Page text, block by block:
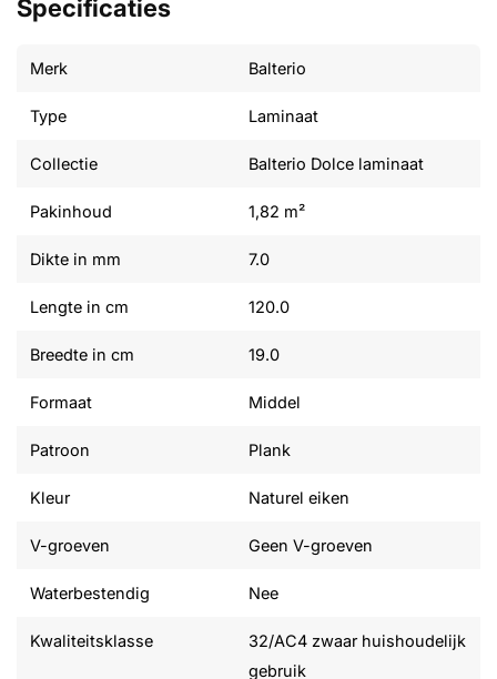
Specificaties
Merk Balterio
Type Laminaat
Collectie Balterio Dolce laminaat
Pakinhoud 1,82 m²
Dikte in mm 7.0
Lengte in cm 120.0
Breedte in cm 19.0
Formaat Middel
Patroon Plank
Kleur Naturel eiken
V-groeven Geen V-groeven
Waterbestendig Nee
Kwaliteitsklasse
32/AC4 zwaar huishoudelijk
gebruik